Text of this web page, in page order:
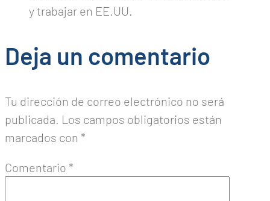
y trabajar en EE.UU.
Deja un comentario
Tu dirección de correo electrónico no será
publicada. Los campos obligatorios están
marcados con *
Comentario *